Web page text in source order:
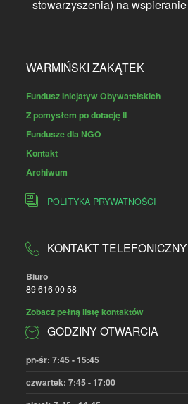
Z pomysłem po dotację II
Fundusze dla NGO
Kontakt
Archiwum
89 616 00 58
GODZINY OTWARCIA
czwartek: 7:45 - 17:00